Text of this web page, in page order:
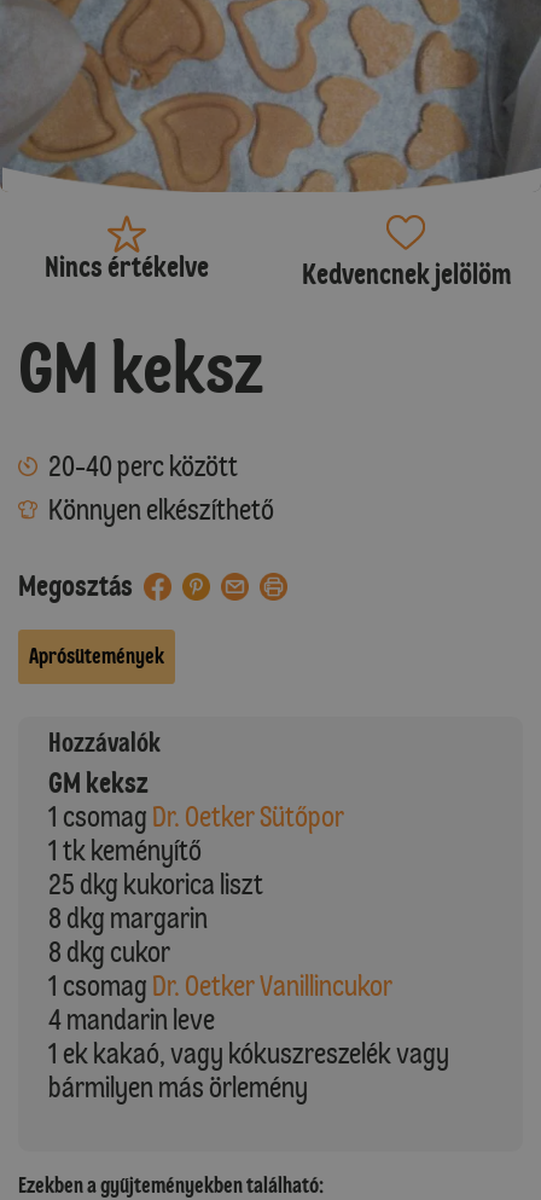
Nincs értékelve Kedvencnek jelölöm
GM keksz
20-40 perc között
Könnyen elkészíthető
Megosztás
Aprósütemények
Hozzávalók
GM keksz
1 csomag Dr. Oetker Sütőpor
1 tk keményítő
25 dkg kukorica liszt
8 dkg margarin
8 dkg cukor
1 csomag Dr. Oetker Vanillincukor
4 mandarin leve
1 ek kakaó, vagy kókuszreszelék vagy
bármilyen más örlemény
Ezekben a gyűjteményekben található: